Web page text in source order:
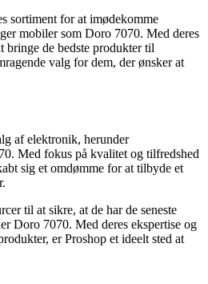
sortiment for at imødekomme
mobiler som Doro 7070. Med deres
bringe de bedste produkter til
valg for dem, der ønsker at
af elektronik, herunder
Med fokus på kvalitet og tilfredshed
sig et omdømme for at tilbyde et
til at sikre, at de har de seneste
Doro 7070. Med deres ekspertise og
er Proshop et ideelt sted at